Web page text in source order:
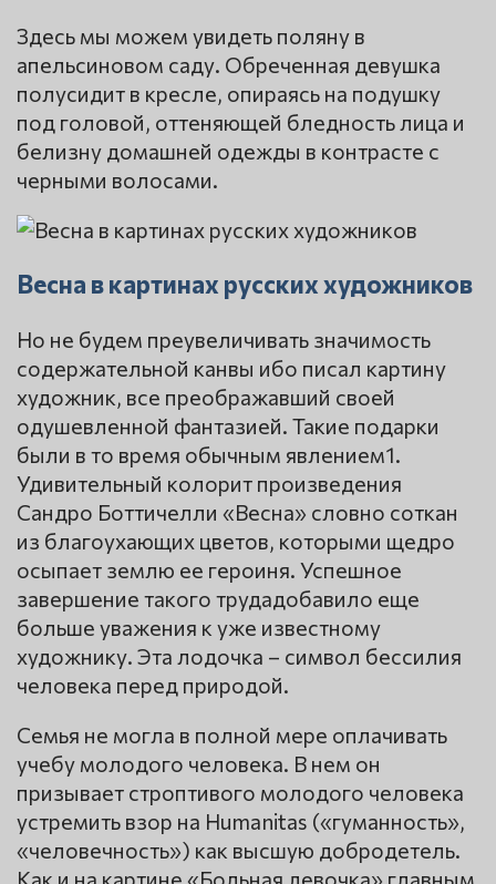
Здесь мы можем увидеть поляну в
апельсиновом саду. Обреченная девушка
полусидит в кресле, опираясь на подушку
под головой, оттеняющей бледность лица и
белизну домашней одежды в контрасте с
черными волосами.
Весна в картинах русских художников
Но не будем преувеличивать значимость
содержательной канвы ибо писал картину
художник, все преображавший своей
одушевленной фантазией. Такие подарки
были в то время обычным явлением1.
Удивительный колорит произведения
Сандро Боттичелли «Весна» словно соткан
из благоухающих цветов, которыми щедро
осыпает землю ее героиня. Успешное
завершение такого трудадобавило еще
больше уважения к уже известному
художнику. Эта лодочка – символ бессилия
человека перед природой.
Семья не могла в полной мере оплачивать
учебу молодого человека. В нем он
призывает строптивого молодого человека
устремить взор на Humanitas («гуманность»,
«человечность») как высшую добродетель.
Как и на картине «Больная девочка» главным